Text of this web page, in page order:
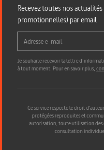
Recevez toutes nos
promotionnelles) par email
Je souhaite recevoir la lettre
à tout moment. Pour en savoir plus,
Ce service respecte le droit
protégées reproduites et
autorisation, toute utilisation des
consultation